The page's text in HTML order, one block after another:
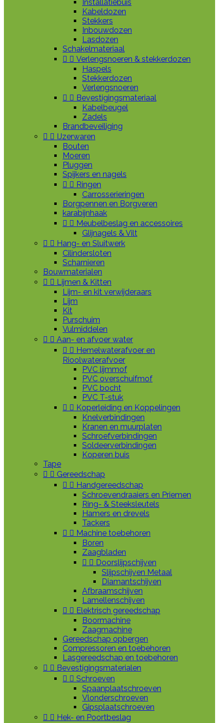
Installatiebuis
Kabeldozen
Stekkers
Inbouwdozen
Lasdozen
Schakelmateriaal
  Verlengsnoeren & stekkerdozen
Haspels
Stekkerdozen
Verlengsnoeren
  Bevestigingsmateriaal
Kabelbeugel
Zadels
Brandbeveiliging
  IJzerwaren
Bouten
Moeren
Pluggen
Spijkers en nagels
  Ringen
Carrosserieringen
Borgpennen en Borgveren
karabijnhaak
  Meubelbeslag en accessoires
Glijnagels & Vilt
  Hang- en Sluitwerk
Cilindersloten
Scharnieren
Bouwmaterialen
  Lijmen & Kitten
Lijm- en kit verwijderaars
Lijm
Kit
Purschuim
Vulmiddelen
  Aan- en afvoer water
  Hemelwaterafvoer en
Rioolwaterafvoer
PVC lijmmof
PVC overschuifmof
PVC bocht
PVC T-stuk
  Koperleiding en Koppelingen
Knelverbindingen
Kranen en muurplaten
Schroefverbindingen
Soldeerverbindingen
Koperen buis
Tape
  Gereedschap
  Handgereedschap
Schroevendraaiers en Priemen
Ring- & Steeksleutels
Hamers en drevels
Tackers
  Machine toebehoren
Boren
Zaagbladen
  Doorslijpschijven
Slijpschijven Metaal
Diamantschijven
Afbraamschijven
Lamellenschijven
  Elektrisch gereedschap
Boormachine
Zaagmachine
Gereedschap opbergen
Compressoren en toebehoren
Lasgereedschap en toebehoren
  Bevestigingsmaterialen
  Schroeven
Spaanplaatschroeven
Vlonderschroeven
Gipsplaatschroeven
  Hek- en Poortbeslag